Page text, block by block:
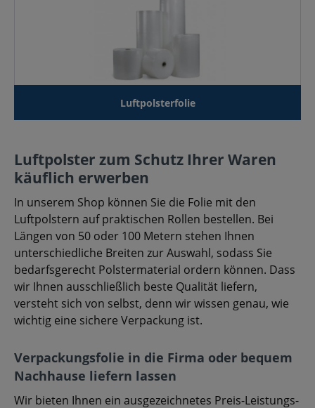
Luftpolsterfolie
Luftpolster zum Schutz Ihrer Waren
käuflich erwerben
In unserem Shop können Sie die Folie mit den
Luftpolstern auf praktischen Rollen bestellen. Bei
Längen von 50 oder 100 Metern stehen Ihnen
unterschiedliche Breiten zur Auswahl, sodass Sie
bedarfsgerecht Polstermaterial ordern können. Dass
wir Ihnen ausschließlich beste Qualität liefern,
versteht sich von selbst, denn wir wissen genau, wie
wichtig eine sichere Verpackung ist.
Verpackungsfolie in die Firma oder bequem
Nachhause liefern lassen
Wir bieten Ihnen ein ausgezeichnetes Preis-Leistungs-